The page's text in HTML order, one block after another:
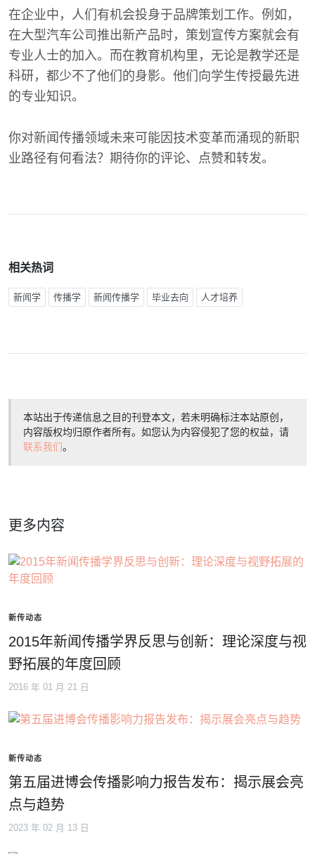
在企业中，人们有机会投身于品牌策划工作。例如，
在大型汽车公司推出新产品时，策划宣传方案就会有
专业人士的加入。而在教育机构里，无论是教学还是
科研，都少不了他们的身影。他们向学生传授最先进
的专业知识。
你对新闻传播领域未来可能因技术变革而涌现的新职
业路径有何看法？期待你的评论、点赞和转发。
相关热词
新闻学 传播学 新闻传播学 毕业去向 人才培养
本站出于传递信息之目的刊登本文，若未明确标注本站原创，
内容版权均归原作者所有。如您认为内容侵犯了您的权益，请
联系我们。
更多内容
新传动态
2015年新闻传播学界反思与创新：理论深度与视
野拓展的年度回顾
2016 年 01 月 21 日
新传动态
第五届进博会传播影响力报告发布：揭示展会亮
点与趋势
2023 年 02 月 13 日